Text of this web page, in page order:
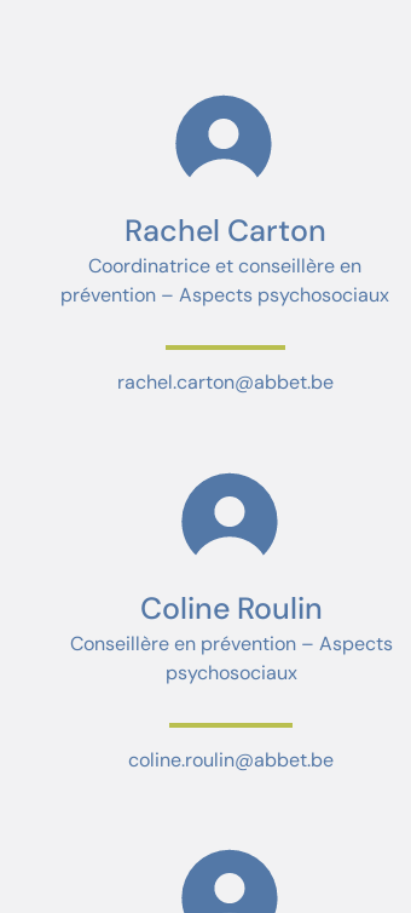
Rachel Carton
Coordinatrice et conseillère en
prévention – Aspects psychosociaux
rachel.carton@abbet.be
Coline Roulin
Conseillère en prévention – Aspects
psychosociaux
coline.roulin@abbet.be